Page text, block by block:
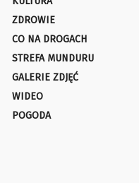
ZDROWIE
CO NA DROGACH
STREFA MUNDURU
GALERIE ZDJĘĆ
WIDEO
POGODA